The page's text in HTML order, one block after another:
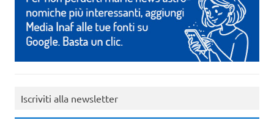
Iscriviti alla newsletter